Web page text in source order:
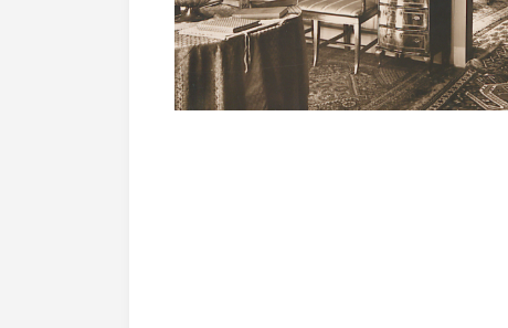
Modulo reclami – suggerimenti